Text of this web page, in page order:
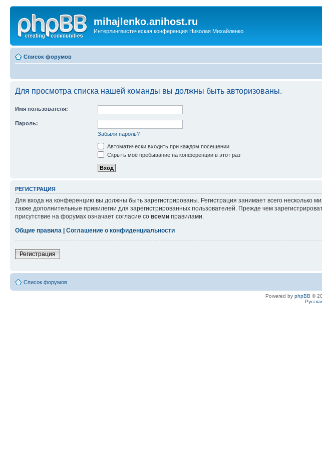
mihajlenko.anihost.ru
Интерлингвистическая конференция Николая Михайленко
Список форумов
Для просмотра списка нашей команды вы должны быть авторизованы.
Имя пользователя:
Пароль:
Забыли пароль?
Автоматически входить при каждом посещении
Скрыть моё пребывание на конференции в этот раз
РЕГИСТРАЦИЯ
Для входа на конференцию вы должны быть зарегистрированы. Регистрация занимает всего несколько
также дополнительные привилегии для зарегистрированных пользователей. Прежде чем
присутствие на форумах означает согласие со всеми правилами.
Общие правила
Соглашение о конфиденциальности
Регистрация
Список форумов
Powered by phpBB ©